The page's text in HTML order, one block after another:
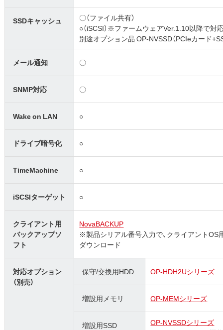
SSDキャッシュ
〇（ファイル共有）
○（iSCSI）※ファームウェアVer.1.10以降で対
別途オプション品 OP-NVSSD（PCIeカード
メール通知 〇
SNMP対応 〇
Wake on LAN ○
ドライブ暗号化 ○
TimeMachine ○
iSCSIターゲット ○
クライアント用
バックアップソ
フト
NovaBACKUP
※製品シリアル番号入力で、クライアントOS
ダウンロード
対応オプション
（別売）
保守/交換用HDD OP-HDH2Uシリーズ
増設用メモリ OP-MEMシリーズ
増設用SSD
OP-NVSSDシリーズ